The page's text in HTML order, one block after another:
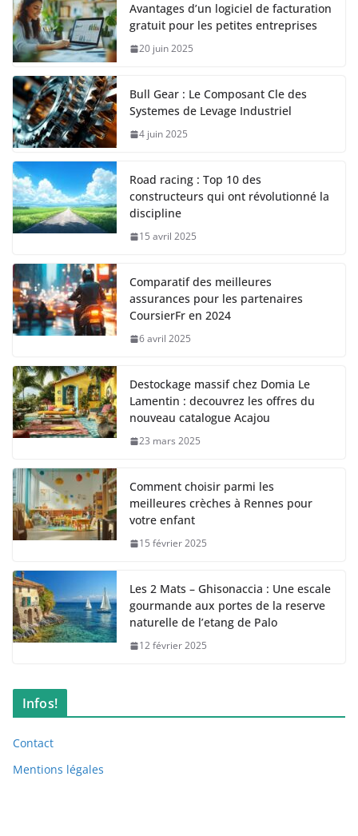
Avantages d’un logiciel de facturation
gratuit pour les petites entreprises
20 juin 2025
Bull Gear : Le Composant Cle des
Systemes de Levage Industriel
4 juin 2025
Road racing : Top 10 des
constructeurs qui ont révolutionné la
discipline
15 avril 2025
Comparatif des meilleures
assurances pour les partenaires
CoursierFr en 2024
6 avril 2025
Destockage massif chez Domia Le
Lamentin : decouvrez les offres du
nouveau catalogue Acajou
23 mars 2025
Comment choisir parmi les
meilleures crèches à Rennes pour
votre enfant
15 février 2025
Les 2 Mats – Ghisonaccia : Une escale
gourmande aux portes de la reserve
naturelle de l’etang de Palo
12 février 2025
Infos!
Contact
Mentions légales